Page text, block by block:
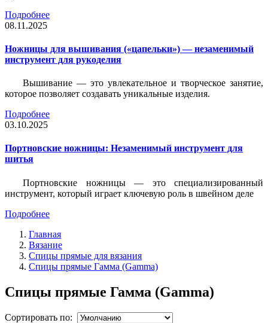
Подробнее
08.11.2025
Ножницы для вышивания («цапельки») — незаменимый
инструмент для рукоделия
Вышивание — это увлекательное и творческое занятие,
которое позволяет создавать уникальные изделия.
Подробнее
03.10.2025
Портновские ножницы: Незаменимый инструмент для
шитья
Портновские ножницы — это специализированный
инструмент, который играет ключевую роль в швейном деле
Подробнее
Главная
Вязание
Спицы прямые для вязания
Спицы прямые Гамма (Gamma)
Спицы прямые Гамма (Gamma)
Сортировать по: